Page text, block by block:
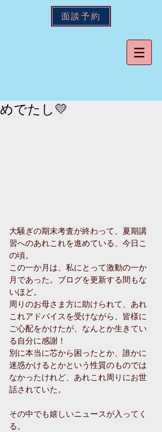
面談予約
めでたし💛
大騒ぎの期末考査が終わって、夏期講
習へのあれこれを進めている、今日こ
の頃。
この一か月は、私にとって激動の一か
月であった。ブログを更新する間もな
いほど。
周りのお母さま方に助けられて、あれ
これアドバイスを受けながら、皆様に
ご心配をかけたが、なんとか生きてい
る自分に感謝！
別に本当に芯から困ったとか、誰かに
迷惑かけるとかという性質のものでは
なかったけれど、あれこれ周りにお世
話されていた。
その中でも嬉しいニュースが入ってく
る。